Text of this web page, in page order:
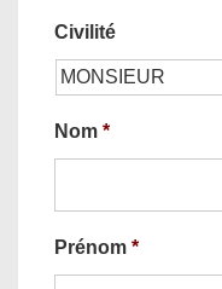
Civilité
Nom *
Prénom *